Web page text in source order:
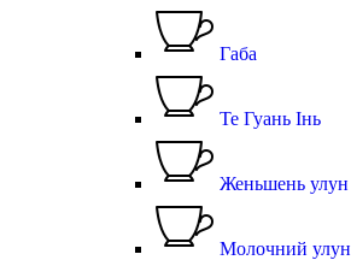
Габа
Те Гуань Інь
Женьшень улун
Молочний улун